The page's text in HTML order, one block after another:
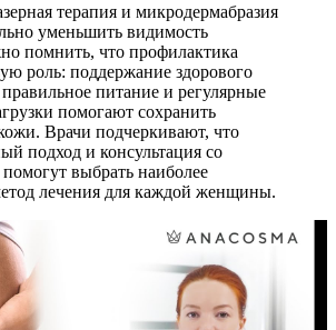
терапия и микродермабразия
уменьшить видимость
помнить, что профилактика
роль: поддержание здорового
питание и регулярные
помогают сохранить
Врачи подчеркивают, что
подход и консультация со
выбрать наиболее
лечения для каждой женщины.